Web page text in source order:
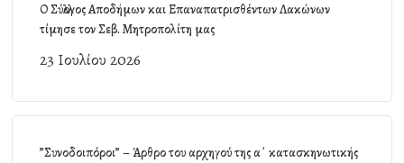
Ο Σύλλογος Αποδήμων και Επαναπατρισθέντων Λακώνων
τίμησε τον Σεβ. Μητροπολίτη μας
23 Ιουλίου 2026
”Συνοδοιπόροι” – Άρθρο του αρχηγού της α΄ κατασκηνωτικής